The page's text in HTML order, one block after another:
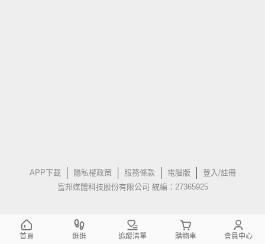
APP下載 隱私權政策 服務條款 電腦版
登入/註冊
富邦媒體科技股份有限公司 統編：27365925
首頁 逛逛 追蹤清單 購物車 會員中心